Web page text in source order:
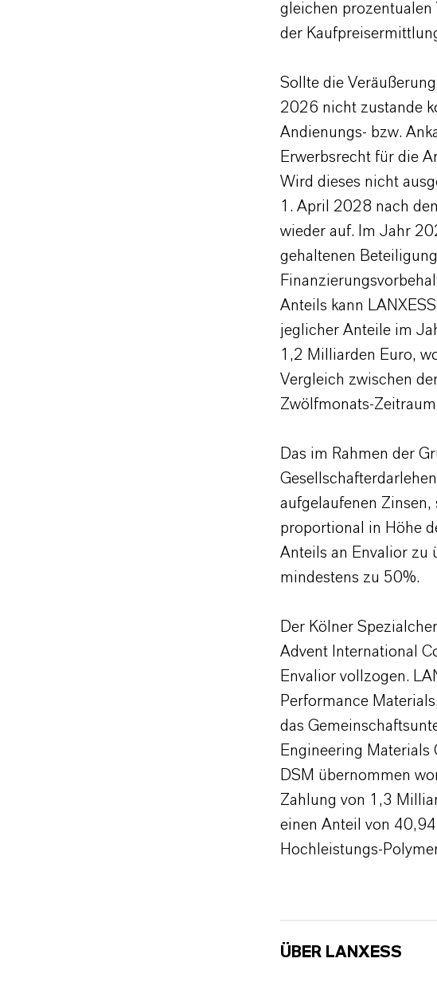
gleichen prozentualen
der
Sollte die
2026 nicht zustande
Andienungs- bzw.
Erwerbsrecht für die
Wird dieses nicht
1. April 2028 nach
wieder auf. Im Jahr
gehaltenen
Anteils kann
jeglicher Anteile im
1,2 Milliarden Euro,
Vergleich zwischen
Zwölfmonats-
Das im Rahmen der
aufgelaufenen
proportional in Höhe
Anteils an Envalior zu
mindestens zu 50%.
Der Kölner
Advent International
Envalior vollzogen.
Performance
das
Engineering Materials
DSM übernommen
Zahlung von 1,3
einen Anteil von
Hochleistungs-
ÜBER LANXESS